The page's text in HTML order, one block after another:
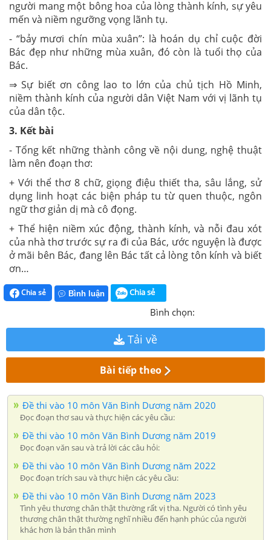
người mang một bông hoa của lòng thành kính, sự yêu
mến và niềm ngưỡng vọng lãnh tụ.
- “bảy mươi chín mùa xuân”: là hoán dụ chỉ cuộc đời
Bác đẹp như những mùa xuân, đó còn là tuổi thọ của
Bác.
⇒ Sự biết ơn công lao to lớn của chủ tịch Hồ Minh,
niềm thành kính của người dân Việt Nam với vị lãnh tụ
của dân tộc.
3. Kết bài
- Tổng kết những thành công về nội dung, nghệ thuật
làm nên đoạn thơ:
+ Với thể thơ 8 chữ, giọng điệu thiết tha, sâu lắng, sử
dụng linh hoạt các biện pháp tu từ quen thuộc, ngôn
ngữ thơ giản dị mà cô đọng.
+ Thể hiện niềm xúc động, thành kính, và nỗi đau xót
của nhà thơ trước sự ra đi của Bác, ước nguyện là được
ở mãi bên Bác, đang lên Bác tất cả lòng tôn kính và biết
ơn…
Chia sẻ Bình luận Chia sẻ
Bình chọn:
Tải về
Bài tiếp theo
Đề thi vào 10 môn Văn Bình Dương năm 2020
Đọc đoạn thơ sau và thực hiện các yêu cầu:
Đề thi vào 10 môn Văn Bình Dương năm 2019
Đọc đoạn văn sau và trả lời các câu hỏi:
Đề thi vào 10 môn Văn Bình Dương năm 2022
Đọc đoạn trích sau và thực hiện các yêu cầu:
Đề thi vào 10 môn Văn Bình Dương năm 2023
Tình yêu thương chân thật thường rất vị tha. Người có tình yêu
thương chân thật thường nghĩ nhiều đến hạnh phúc của người
khác hơn là bản thân mình